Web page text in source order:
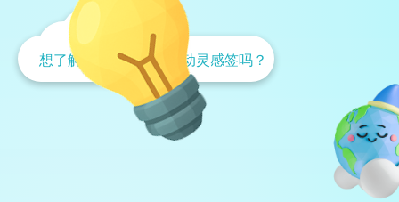
想了解属于你的气候行动灵感签吗？